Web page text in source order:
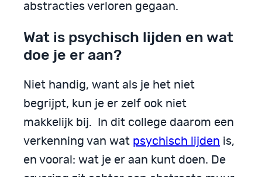
abstracties verloren gegaan.
Wat is psychisch lijden en wat
doe je er aan?
Niet handig, want als je het niet
begrijpt, kun je er zelf ook niet
makkelijk bij. In dit college daarom een
verkenning van wat psychisch lijden is,
en vooral: wat je er aan kunt doen. De